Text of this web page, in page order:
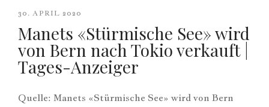
30. APRIL 2020
Manets «Stürmische See» wird
von Bern nach Tokio verkauft |
Tages-Anzeiger
Quelle: Manets «Stürmische See» wird von Bern